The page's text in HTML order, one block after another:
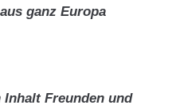
ganz Europa
Freunden und